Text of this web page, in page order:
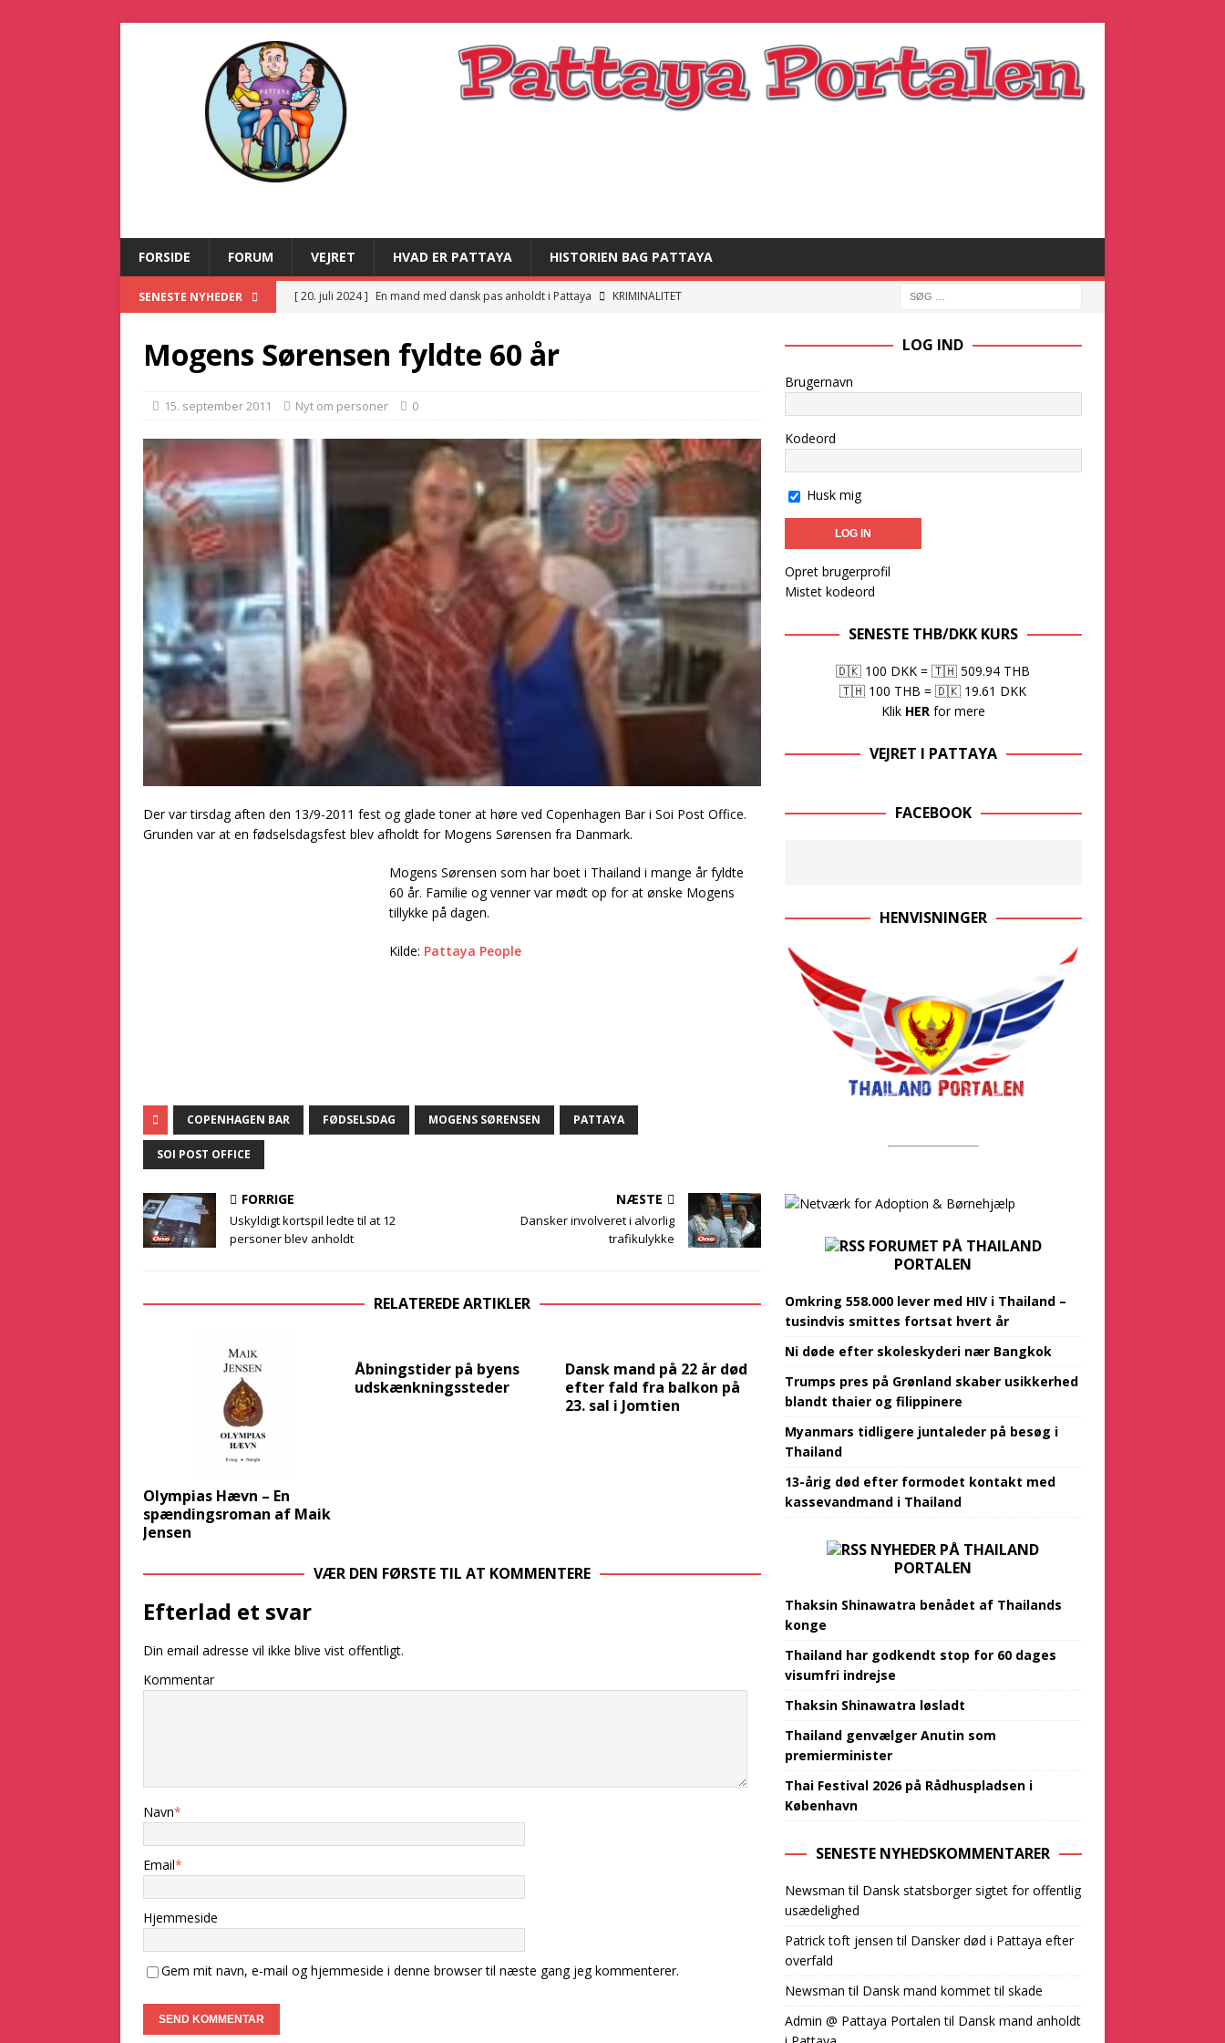
FORSIDE FORUM VEJRET HVAD ER PATTAYA HISTORIEN BAG PATTAYA
SENESTE NYHEDER [ 20. juli 2024 ] En mand med dansk pas anholdt i Pattaya
KRIMINALITET
[ 21. december 2025 ] Dansk statsborger sigtet for offentlig usædelighed
John afsoner en fængselsstraf for narko i Thailand
KRIMINALITET
Mogens Sørensen fyldte 60 år
15. september 2011 Nyt om personer 0
Der var tirsdag aften den 13/9-2011 fest og glade toner at høre‍‌​​​​​‌​​‌​‌​​‌​​​​‌​​​​​‌​​‌​‌​‌​‌‌‌‌​‌‌​​​​‌​​‌​‌​​​‌​‌​‌​​‌‌​‍ ved Copenhagen Bar i Soi Post Office.
Grunden var at en fødselsdagsfest‍‌​​​​​‌​​‌​‌​​‌​​​​‌​​​​​‌​​‌​‌​‌​‌‌‌‌​‌‌​​​​‌​​‌​‌​​​‌​‌​‌​​‌‌​‍ blev afholdt for Mogens Sørensen fra Danmark.
Mogens Sørensen som har boet i Thailand i‍‌​​​​​‌​​‌​‌​​‌​​​​‌​​​​​‌​​‌​‌​‌​‌‌‌‌​‌‌​​​​‌​​‌​‌​​​‌​‌​‌​​‌‌​‍ mange år fyldte
60 år. Familie og venner var mødt op for‍‌​​​​​‌​​‌​‌​​‌​​​​‌​​​​​‌​​‌​‌​‌​‌‌‌‌​‌‌​​​​‌​​‌​‌​​​‌​‌​‌​​‌‌​‍ at ønske Mogens
tillykke på dagen.
Kilde: Pattaya People
COPENHAGEN BAR FØDSELSDAG MOGENS SØRENSEN PATTAYA
SOI POST OFFICE
FORRIGE
Uskyldigt kortspil ledte til at 12
personer blev anholdt
NÆSTE
Dansker involveret i alvorlig
trafikulykke
RELATEREDE ARTIKLER
Olympias Hævn – En
spændingsroman af Maik
Jensen
Åbningstider på byens
udskænkningssteder
Dansk mand på 22 år død
efter fald fra balkon på
23. sal i Jomtien
VÆR DEN FØRSTE TIL AT KOMMENTERE
Efterlad et svar
Din email adresse vil ikke blive vist offentligt.
Kommentar
Navn*
Email*
Hjemmeside
Gem mit navn, e-mail og hjemmeside i denne browser til næste gang jeg kommenterer.
LOG IND
Brugernavn
Kodeord
Husk mig
Opret brugerprofil
Mistet kodeord
SENESTE THB/DKK KURS
🇩🇰 100 DKK =🇹🇭 509.94 THB
🇹🇭 100 THB =🇩🇰 19.61 DKK
Klik HERfor mere
VEJRET I PATTAYA
FACEBOOK
HENVISNINGER
FORUMET PÅ THAILAND
PORTALEN
Omkring 558.000 lever med HIV i Thailand –
tusindvis smittes fortsat hvert år
Ni døde efter skoleskyderi nær Bangkok
Trumps pres på Grønland skaber usikkerhed
blandt thaier og filippinere
Myanmars tidligere juntaleder på besøg i
Thailand
13-årig død efter formodet kontakt med
kassevandmand i Thailand
NYHEDER PÅ THAILAND
PORTALEN
Thaksin Shinawatra benådet af Thailands
konge
Thailand har godkendt stop for 60 dages
visumfri indrejse
Thaksin Shinawatra løsladt
Thailand genvælger Anutin som
premierminister
Thai Festival 2026 på Rådhuspladsen i
København‍​‌‌​‌‌‌​‌​‌‌‌​​‌‌​​‌‌‌‌‌‌​​‌​​‌‌‌​‌​​​​‌‌​​‌​​​‌‌​‌‌‌‌​‌‌‌‌‌​‌​‌‍
SENESTE NYHEDSKOMMENTARER
Newsman til Dansk statsborger sigtet for offentlig
usædelighed
Patrick toft jensen til Dansker død i Pattaya efter
overfald
Newsman til Dansk mand kommet til skade
Admin @ Pattaya Portalen til Dansk mand anholdt